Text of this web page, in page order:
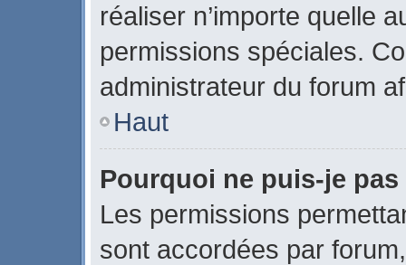
réaliser n’importe quelle
permissions spéciales.
administrateur du forum
Haut
Pourquoi ne puis-je
Les permissions
sont accordées par